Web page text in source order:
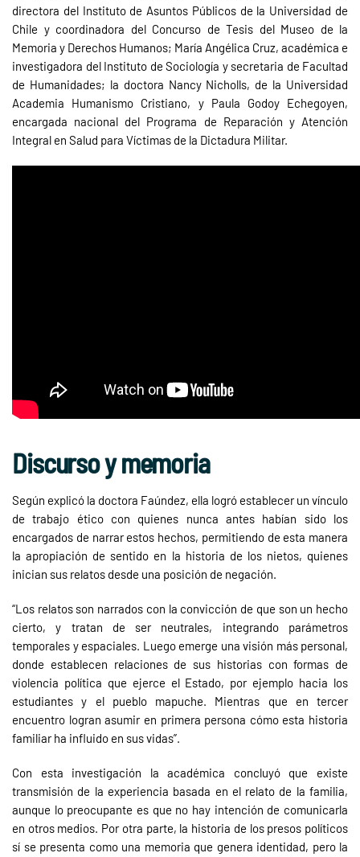
directora del Instituto de Asuntos Públicos de la Universidad de
Chile y coordinadora del Concurso de Tesis del Museo de la
Memoria y Derechos Humanos; María Angélica Cruz, académica e
investigadora del Instituto de Sociología y secretaria de Facultad
de Humanidades; la doctora Nancy Nicholls, de la Universidad
Academia Humanismo Cristiano, y Paula Godoy Echegoyen,
encargada nacional del Programa de Reparación y Atención
Integral en Salud para Víctimas de la Dictadura Militar.
Discurso y memoria
Según explicó la doctora Faúndez, ella logró establecer un vínculo
de trabajo ético con quienes nunca antes habían sido los
encargados de narrar estos hechos, permitiendo de esta manera
la apropiación de sentido en la historia de los nietos, quienes
inician sus relatos desde una posición de negación.
“Los relatos son narrados con la convicción de que son un hecho
cierto, y tratan de ser neutrales, integrando parámetros
temporales y espaciales. Luego emerge una visión más personal,
donde establecen relaciones de sus historias con formas de
violencia política que ejerce el Estado, por ejemplo hacia los
estudiantes y el pueblo mapuche. Mientras que en tercer
encuentro logran asumir en primera persona cómo esta historia
familiar ha influido en sus vidas”.
Con esta investigación la académica concluyó que existe
transmisión de la experiencia basada en el relato de la familia,
aunque lo preocupante es que no hay intención de comunicarla
en otros medios. Por otra parte, la historia de los presos políticos
sí se presenta como una memoria que genera identidad, pero la